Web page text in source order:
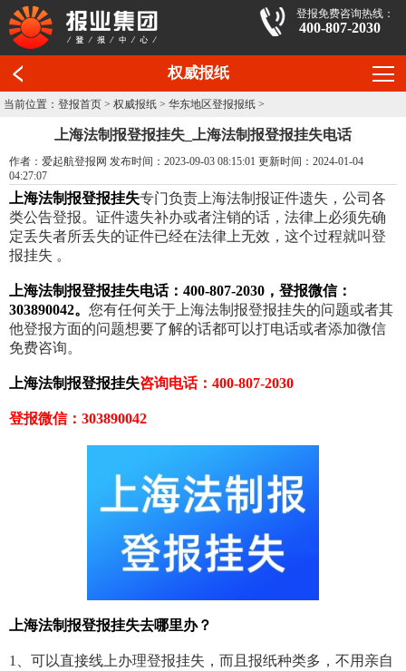
登报免费咨询热线：
400-807-2030
权威报纸
当前位置：登报首页 >权威报纸 >华东地区登报报纸 >
上海法制报登报挂失_上海法制报登报挂失电话
作者：爱起航登报网 发布时间：2023-09-03 08:15:01 更新时间：2024-01-04
04:27:07
上海法制报登报挂失专门负责上海法制报证件遗失，公司各
类公告登报。证件遗失补办或者注销的话，法律上必须先确
定丢失者所丢失的证件已经在法律上无效，这个过程就叫登
报挂失 。
上海法制报登报挂失电话：400-807-2030，登报微信：
303890042。 您有任何关于上海法制报登报挂失的问题或者其
他登报方面的问题想要了解的话都可以打电话或者添加微信
免费咨询。
上海法制报登报挂失咨询电话：400-807-2030
登报微信：303890042
上海法制报登报挂失去哪里办？
1、可以直接线上办理登报挂失，而且报纸种类多，不用亲自